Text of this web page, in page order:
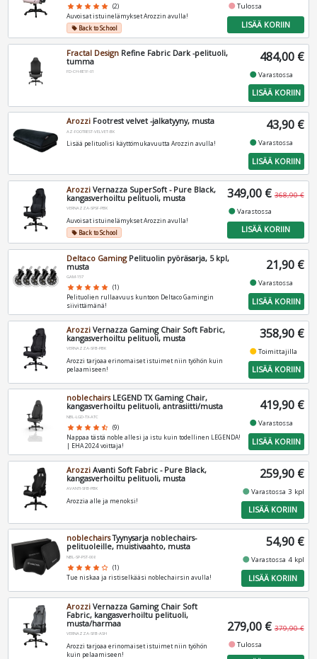
star star star star star (2)
Auvoisat istuinelämykset Arozzin avulla!
local_offerBack to School
fiber_manual_record Tulossa
LISÄÄ KORIIN
Fractal Design Refine Fabric Dark -pelituoli,
tumma
FD-CH-RE1F-01
484,00 €
fiber_manual_recordVarastossa
LISÄÄ KORIIN
Arozzi Footrest velvet -jalkatyyny, musta
AZ-FOOTREST-VELVET-BK
Lisää pelituolisi käyttömukavuutta Arozzin avulla!
43,90 €
fiber_manual_recordVarastossa
LISÄÄ KORIIN
Arozzi Vernazza SuperSoft - Pure Black,
kangasverhoiltu pelituoli, musta
VERNAZZA-SPSF-PBK
Auvoisat istuinelämykset Arozzin avulla!
local_offerBack to School
349,00 € 368,90 €
fiber_manual_recordVarastossa
LISÄÄ KORIIN
Deltaco GamingPelituolin pyöräsarja, 5 kpl,
musta
GAM-157
star star star star star (1)
Pelituolien rullaavuus kuntoon Deltaco Gamingin
siivittämänä!
21,90 €
fiber_manual_recordVarastossa
LISÄÄ KORIIN
Arozzi Vernazza Gaming Chair Soft Fabric,
kangasverhoiltu pelituoli, musta
VERNAZZA-SFB-PBK
Arozzi tarjoaa erinomaiset istuimet niin työhön kuin
pelaamiseen!
358,90 €
fiber_manual_recordToimittajilla
LISÄÄ KORIIN
noblechairsLEGEND TX Gaming Chair,
kangasverhoiltu pelituoli, antrasiitti/musta
NBL-LGD-TX-ATC
star star star star star_half (9)
Nappaa tästä noble allesi ja istu kuin todellinen LEGENDA!
| EHA 2024 voittaja!
419,90 €
fiber_manual_recordVarastossa
LISÄÄ KORIIN
Arozzi Avanti Soft Fabric - Pure Black,
kangasverhoiltu pelituoli, musta
AVANTI-SFB-PBK
Arozzia alle ja menoksi!
259,90 €
fiber_manual_recordVarastossa 3 kpl
LISÄÄ KORIIN
noblechairsTyynysarja noblechairs-
pelituoleille, muistivaahto, musta
NBL-SP-PST-008
star star star star star_border (1)
Tue niskaa ja ristiselkääsi noblechairsin avulla!
54,90 €
fiber_manual_recordVarastossa 4 kpl
LISÄÄ KORIIN
Arozzi Vernazza Gaming Chair Soft
Fabric, kangasverhoiltu pelituoli,
musta/harmaa
VERNAZZA-SFB-ASH
Arozzi tarjoaa erinomaiset istuimet niin työhön
kuin pelaamiseen!
279,00 € 379,90 €
fiber_manual_record Tulossa